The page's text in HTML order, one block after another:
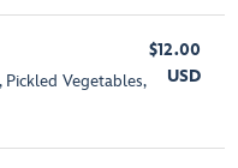
Vegetables,
$12.00
USD